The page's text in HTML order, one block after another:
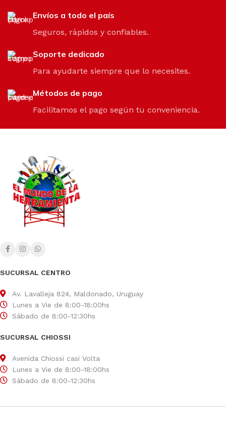
Envíos a todo el país
Seguros, rápidos y confiables.
Soporte dedicado
Para ayudarte siempre que lo necesites.
Métodos de pago
Facilitamos el pago según tu conveniencia.
SUCURSAL CENTRO
Av. Lavalleja 824, Maldonado, Uruguay
Lunes a Vie de 8:00-18:00hs
Sábado de 8:00-12:30hs
SUCURSAL CHIOSSI
Avenida Chiossi casi Volta
Lunes a Vie de 8:00-18:00hs
Sábado de 8:00-12:30hs